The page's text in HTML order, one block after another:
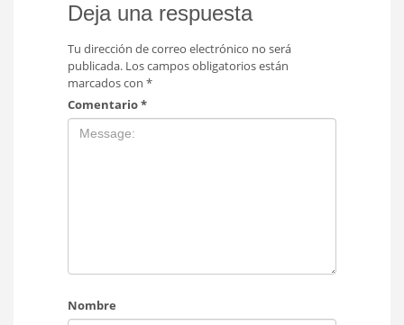
Deja una respuesta
Tu dirección de correo electrónico no será
publicada. Los campos obligatorios están
marcados con *
Comentario*
Nombre